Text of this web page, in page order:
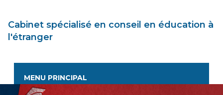
Cabinet spécialisé en conseil en éducation à
l'étranger
MENU PRINCIPAL